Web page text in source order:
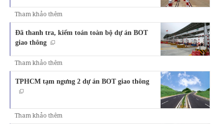
Tham khảo thêm
Đã thanh tra, kiểm toán toàn bộ dự án BOT
giao thông
Tham khảo thêm
TPHCM tạm ngưng 2 dự án BOT giao thông
Tham khảo thêm